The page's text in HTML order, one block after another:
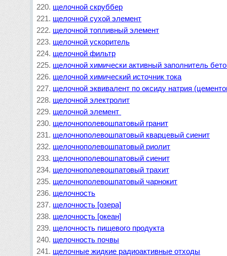
щелочной скруббер
щелочной сухой элемент
щелочной топливный элемент
щелочной ускоритель
щелочной фильтр
щелочной химически активный заполнитель
щелочной химический источник тока
щелочной эквивалент по оксиду натрия
щелочной электролит
щелочной элемент
щелочнополевошпатовый гранит
щелочнополевошпатовый кварцевый сиенит
щелочнополевошпатовый риолит
щелочнополевошпатовый сиенит
щелочнополевошпатовый трахит
щелочнополевошпатовый чарнокит
щелочность
щелочность [озера]
щелочность [океан]
щелочность пищевого продукта
щелочность почвы
щелочные жидкие радиоактивные отходы